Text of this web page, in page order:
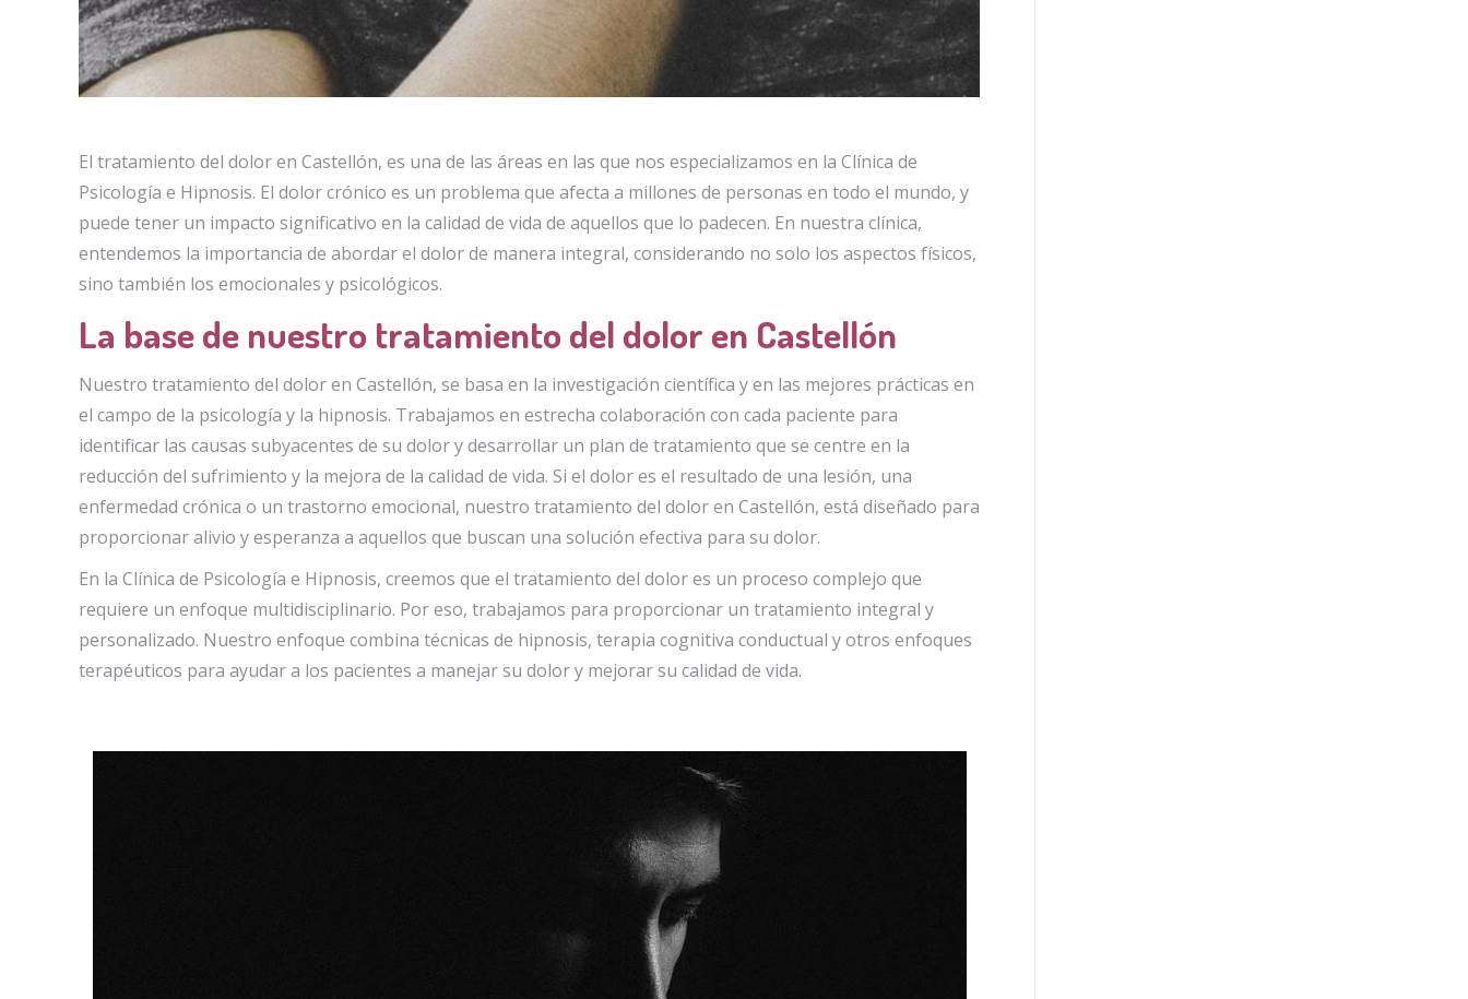
El tratamiento del dolor en Castellón, es una de las áreas en las que nos especializamos en la Clínica de
Psicología e Hipnosis. El dolor crónico es un problema que afecta a millones de personas en todo el mundo, y
puede tener un impacto significativo en la calidad de vida de aquellos que lo padecen. En nuestra clínica,
entendemos la importancia de abordar el dolor de manera integral, considerando no solo los aspectos físicos,
sino también los emocionales y psicológicos.
La base de nuestro tratamiento del dolor en Castellón
Nuestro tratamiento del dolor en Castellón, se basa en la investigación científica y en las mejores prácticas en
el campo de la psicología y la hipnosis. Trabajamos en estrecha colaboración con cada paciente para
identificar las causas subyacentes de su dolor y desarrollar un plan de tratamiento que se centre en la
reducción del sufrimiento y la mejora de la calidad de vida. Si el dolor es el resultado de una lesión, una
enfermedad crónica o un trastorno emocional, nuestro tratamiento del dolor en Castellón, está diseñado para
proporcionar alivio y esperanza a aquellos que buscan una solución efectiva para su dolor.
En la Clínica de Psicología e Hipnosis, creemos que el tratamiento del dolor es un proceso complejo que
requiere un enfoque multidisciplinario. Por eso, trabajamos para proporcionar un tratamiento integral y
personalizado. Nuestro enfoque combina técnicas de hipnosis, terapia cognitiva conductual y otros enfoques
terapéuticos para ayudar a los pacientes a manejar su dolor y mejorar su calidad de vida.